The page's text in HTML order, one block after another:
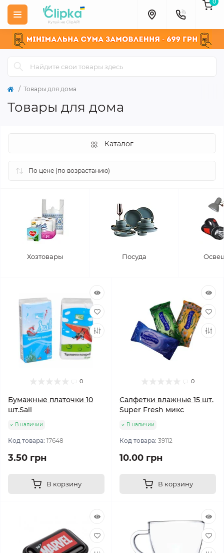
Товары для дома
Товары для дома
Каталог
Хозтовары Посуда
0
Бумажные платочки 10
шт.Sail
В наличии
Код товара: 17648
3.50 грн
В корзину
0
Салфетки влажные 15 шт.
Super Fresh микс
В наличии
Код товара: 39112
10.00 грн
В корзину